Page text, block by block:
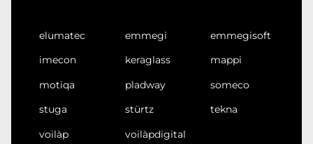
elumatec emmegi
emmegisoft
imecon
keraglass
mappi
motiqa
pladway
someco
stuga
stürtz
tekna
voilàp
voilàpdigital